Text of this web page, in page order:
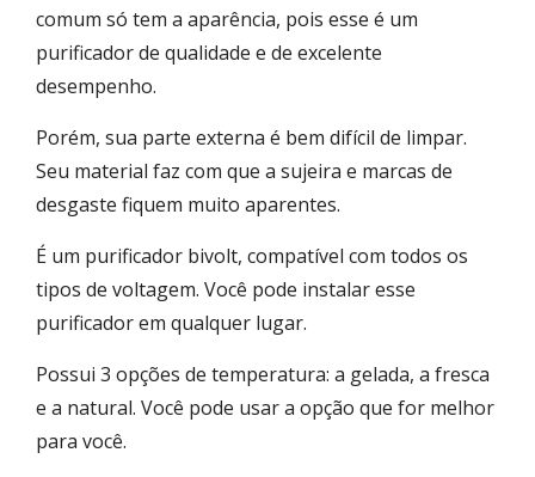
comum só tem a aparência, pois esse é um
purificador de qualidade e de excelente
desempenho.
Porém, sua parte externa é bem difícil de limpar.
Seu material faz com que a sujeira e marcas de
desgaste fiquem muito aparentes.
É um purificador bivolt, compatível com todos os
tipos de voltagem. Você pode instalar esse
purificador em qualquer lugar.
Possui 3 opções de temperatura: a gelada, a fresca
e a natural. Você pode usar a opção que for melhor
para você.